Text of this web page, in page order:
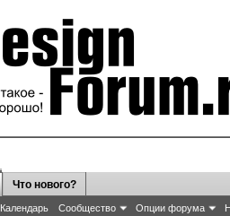
Календарь Сообщество Опции форума
Что нового?